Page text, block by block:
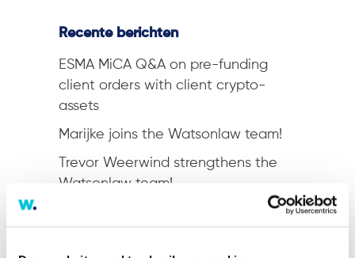
Recente berichten
ESMA MiCA Q&A on pre-funding
client orders with client crypto-
assets
Marijke joins the Watsonlaw team!
Trevor Weerwind strengthens the
Watsonlaw team!
ESMA clarifies the scope of Article